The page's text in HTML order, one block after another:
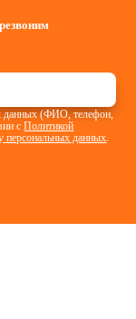
данных (ФИО, телефон,
сПолитикой
персональных данных.